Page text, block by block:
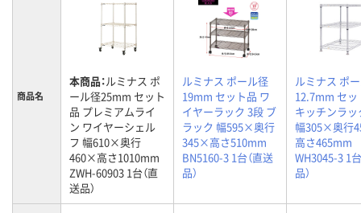
商品名
本商品：ルミナス ポ
ール径25mm セット
品 プレミアムライ
ン ワイヤーシェル
フ 幅610×奥行
460×高さ1010mm
ZWH-60903 1台（直
送品）
ルミナス ポール径
19mm セット品 ワ
イヤーラック 3段 ブ
ラック 幅595×奥行
345×高さ510mm
BN5160-3 1台（直送
品）
ルミナス ポ
12.7mm セッ
キッチンラッ
幅305×奥行
高さ465mm
WH3045-3 1
品）